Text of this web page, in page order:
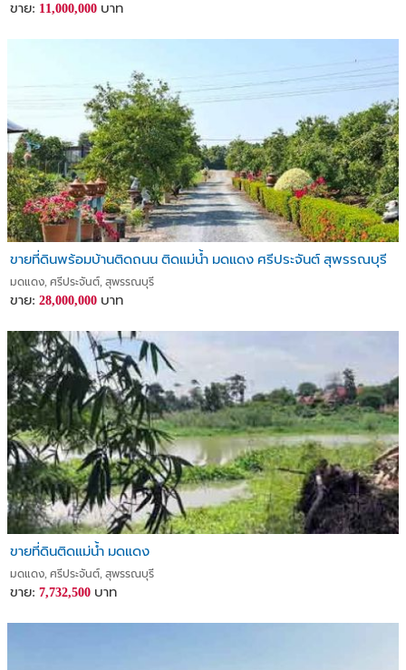
ขาย: 11,000,000 บาท
ขายที่ดินพร้อมบ้านติดถนน ติดแม่น้ำ มดแดง ศรีประจันต์ สุพรรณบุรี
มดแดง, ศรีประจันต์, สุพรรณบุรี
ขาย: 28,000,000 บาท
ขายที่ดินติดแม่น้ำ มดแดง
มดแดง, ศรีประจันต์, สุพรรณบุรี
ขาย: 7,732,500 บาท